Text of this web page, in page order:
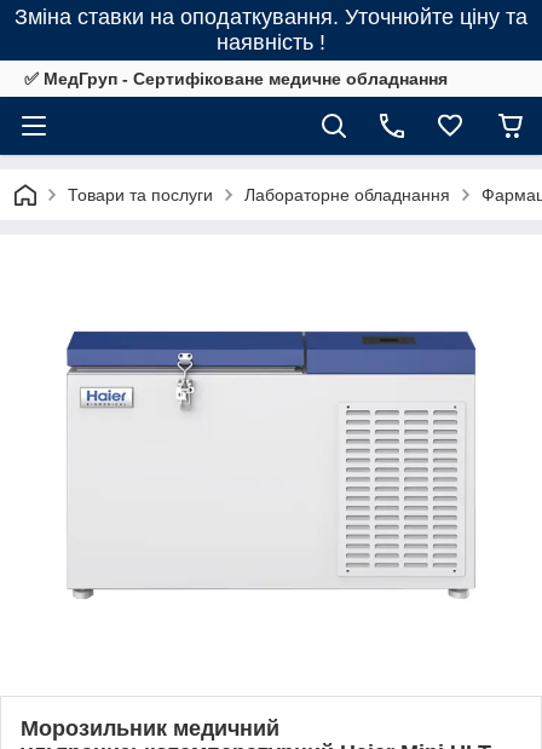
Зміна ставки на оподаткування. Уточнюйте ціну та
наявність !
✅ МедГруп - Сертифіковане медичне обладнання
Товари та послуги Лабораторне обладнання
Морозильник медичний